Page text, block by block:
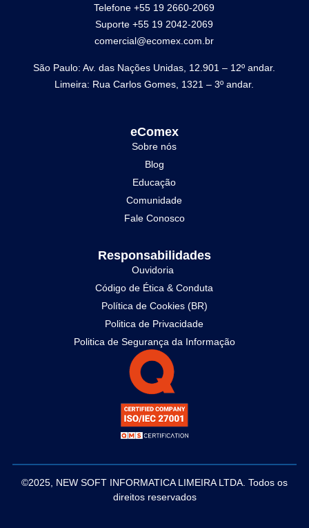
Telefone +55 19 2660-2069
Suporte +55 19 2042-2069
comercial@ecomex.com.br
São Paulo: Av. das Nações Unidas, 12.901 – 12º andar.
Limeira: Rua Carlos Gomes, 1321 – 3º andar.
eComex
Sobre nós
Blog
Educação
Comunidade
Fale Conosco
Responsabilidades
Ouvidoria
Código de Ética & Conduta
Política de Cookies (BR)
Politica de Privacidade
Politica de Segurança da Informação
©2025, NEW SOFT INFORMATICA LIMEIRA LTDA. Todos os
direitos reservados